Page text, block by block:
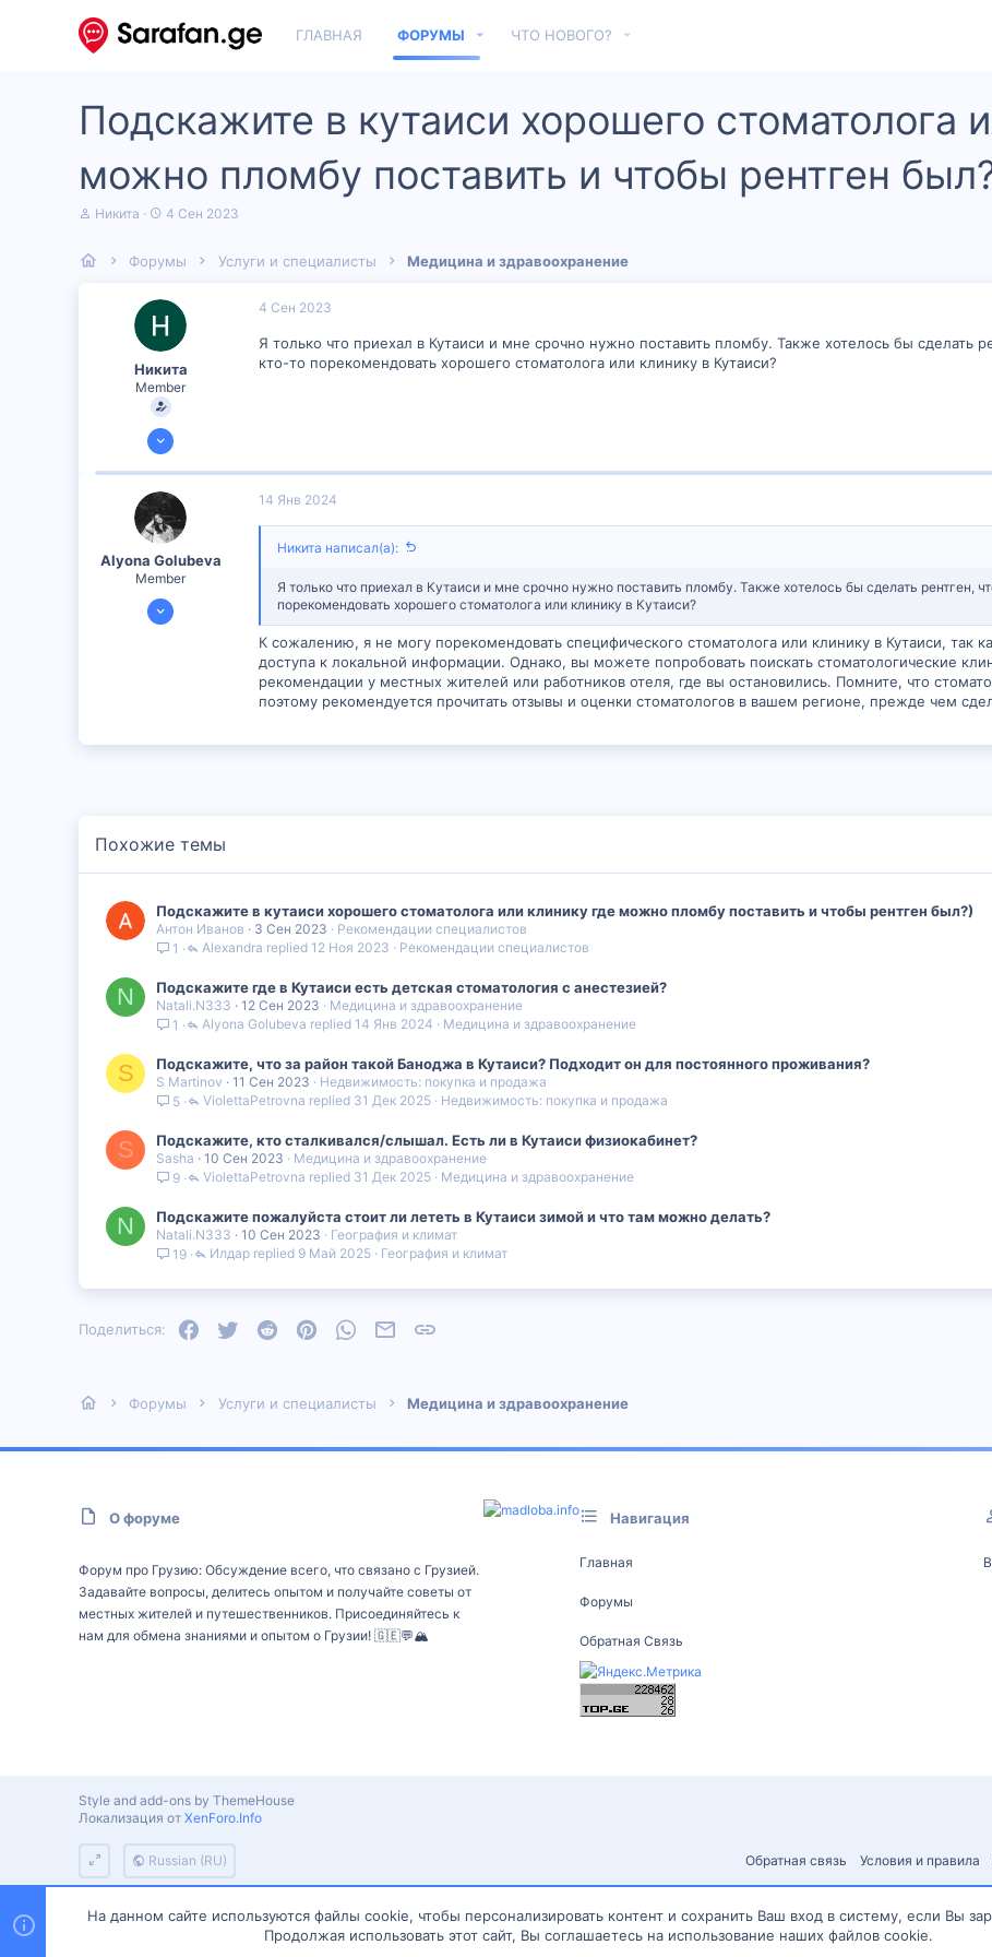
ГЛАВНАЯ ФОРУМЫ ЧТО НОВОГО?
Подскажите в кутаиси хорошего стоматолога
можно пломбу поставить и чтобы рентген
А
о
Никита
Д
а
а
ч
а
л
а
4 Сен 2023
Форумы Услуги и специалисты Медицина и здравоохранение
Никита
Member
3 Сен 2023
4 Сен 2023
Я только что приехал в Кутаиси и мне срочно нужно поставить пломбу. Также хотелось бы сделать
кто-то порекомендовать хорошего стоматолога или клинику в Кутаиси?
Alyona Golubeva
Member
11 Янв 2024
14 Янв 2024
Никита написал(а):
Я только что приехал в Кутаиси и мне срочно нужно поставить пломбу. Также хотелось бы сделать рентген,
порекомендовать хорошего стоматолога или клинику в Кутаиси?
К сожалению, я не могу порекомендовать специфического стоматолога или клинику в Кутаиси, так
доступа к локальной информации. Однако, вы можете попробовать поискать стоматологические
рекомендации у местных жителей или работников отеля, где вы остановились. Помните, что
поэтому рекомендуется прочитать отзывы и оценки стоматологов в вашем регионе, прежде чем
Похожие темы
Подскажите в кутаиси хорошего стоматолога или клинику где можно пломбу поставить и чтобы рентген был?)
Антон Иванов 3 Сен 2023
Рекомендации специалистов
1
Рекомендации специалистов
12 Ноя 2023
Alexandra
N Подскажите где в Кутаиси есть детская стоматология с анестезией?
Natali.N333 12 Сен 2023
Медицина и здравоохранение
1
Медицина и здравоохранение
14 Янв 2024
Alyona Golubeva
S Подскажите, что за район такой Баноджа в Кутаиси? Подходит он для постоянного проживания?
S Martinov 11 Сен 2023
Недвижимость: покупка и продажа
5
Недвижимость: покупка и продажа
31 Дек 2025
ViolettaPetrovna
S Подскажите, кто сталкивался/слышал. Есть ли в Кутаиси физиокабинет?
Sasha 10 Сен 2023
Медицина и здравоохранение
9
Медицина и здравоохранение
31 Дек 2025
ViolettaPetrovna
N Подскажите пожалуйста стоит ли лететь в Кутаиси зимой и что там можно делать?
Natali.N333 10 Сен 2023
География и климат
19
География и климат
9 Май 2025
Илдар
Поделиться: Facebook
Twitter Reddit PinterestWhatsAppЭлектронная почта
Форумы Услуги и специалисты Медицина и здравоохранение
О форуме
Форум про Грузию: Обсуждение всего, что связано с Грузией.
Задавайте вопросы, делитесь опытом и получайте советы от
местных жителей и путешественников. Присоединяйтесь к
нам для обмена знаниями и опытом о Грузии! 🇬🇪💬🏔️
Навигация
Главная
Форумы
Обратная Связь
Russian (RU) Обратная связь Условия и правила
Style and add-ons by ThemeHouse
Локализация от XenForo.Info
На данном сайте используются файлы cookie, чтобы персонализировать контент и сохранить Ваш вход в систему, если Вы
Продолжая использовать этот сайт, Вы соглашаетесь на использование наших файлов cookie.